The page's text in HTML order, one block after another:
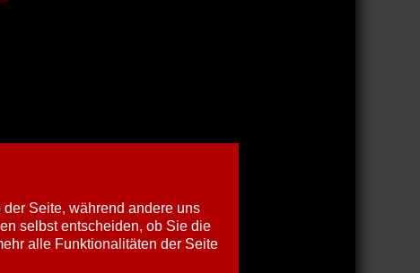
Seite, während andere uns
selbst entscheiden, ob Sie die
alle Funktionalitäten der Seite